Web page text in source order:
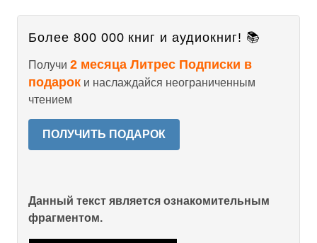
Более 800 000 книг и аудиокниг! 📚
Получи 2 месяца Литрес Подписки в
подарок и наслаждайся неограниченным
чтением
ПОЛУЧИТЬ ПОДАРОК
Данный текст является ознакомительным
фрагментом.